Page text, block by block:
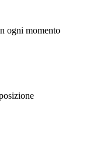
ogni momento